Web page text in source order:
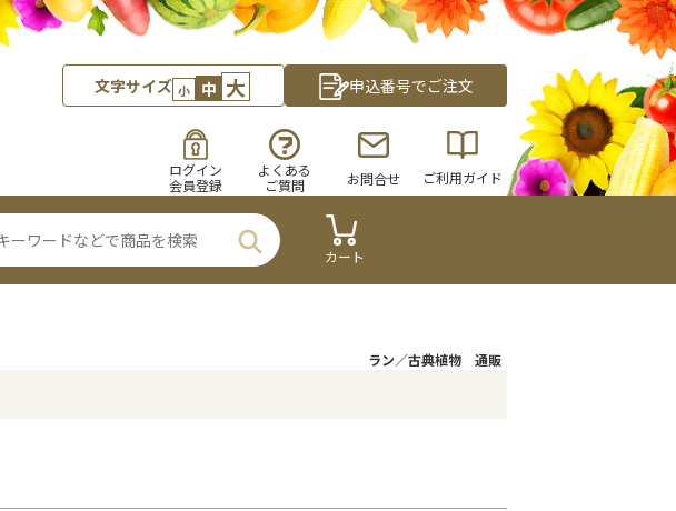
文字サイズ 小 中 大 申込番号でご注文
ログイン
会員登録
よくある
ご質問
お問合せ ご利用ガイド
カート
ラン／古典植物 通販